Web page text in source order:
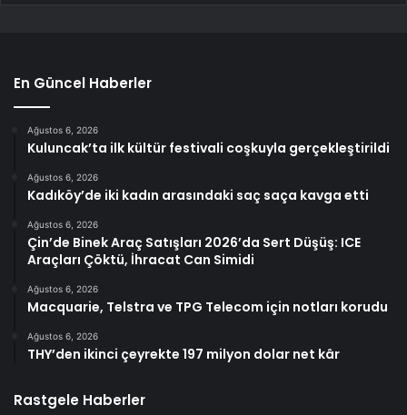
En Güncel Haberler
Ağustos 6, 2026
Kuluncak’ta ilk kültür festivali coşkuyla gerçekleştirildi
Ağustos 6, 2026
Kadıköy’de iki kadın arasındaki saç saça kavga etti
Ağustos 6, 2026
Çin’de Binek Araç Satışları 2026’da Sert Düşüş: ICE
Araçları Çöktü, İhracat Can Simidi
Ağustos 6, 2026
Macquarie, Telstra ve TPG Telecom için notları korudu
Ağustos 6, 2026
THY’den ikinci çeyrekte 197 milyon dolar net kâr
Rastgele Haberler